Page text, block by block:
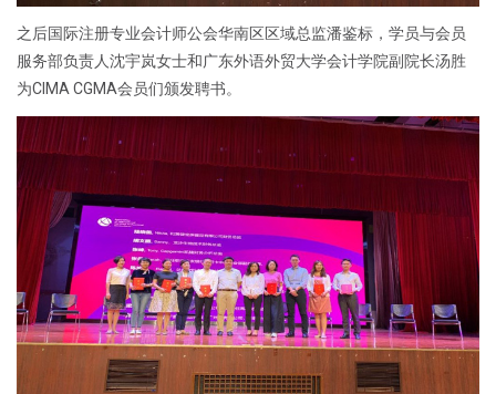
之后国际注册专业会计师公会华南区区域总监潘鉴标，学员与会员
服务部负责人沈宇岚女士和广东外语外贸大学会计学院副院长汤胜
为CIMA CGMA会员们颁发聘书。